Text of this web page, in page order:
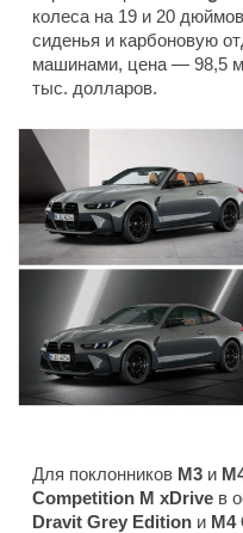
колеса на 19 и 20
сиденья и карбоновую
машинами, цена — 98,5
тыс. долларов.
Для поклонников M3 и
Competition M xDrive в
Dravit Grey Edition и M4